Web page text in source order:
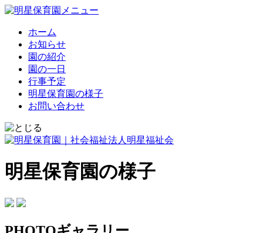
ホーム
お知らせ
園の紹介
園の一日
行事予定
明星保育園の様子
お問い合わせ
明星保育園の様子